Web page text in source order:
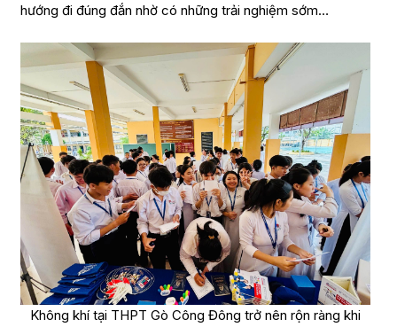
hướng đi đúng đắn nhờ có những trải nghiệm sớm…
Không khí tại THPT Gò Công Đông trở nên rộn ràng khi